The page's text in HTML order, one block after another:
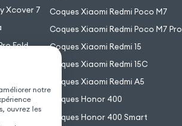
Xcover 7
Fold
Coques Xiaomi Redmi Poco M7
Coques Xiaomi Redmi Poco M7 Pro
Coques Xiaomi Redmi 15
Coques Xiaomi Redmi 15C
Coques Xiaomi Redmi A5
Coques Honor 400
Coques Honor 400 Smart
notre
ouvrez les